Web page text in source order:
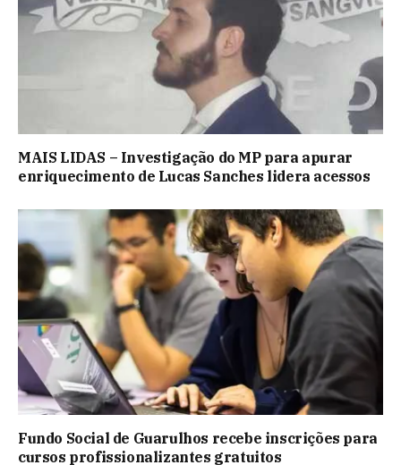
MAIS LIDAS – Investigação do MP para apurar
enriquecimento de Lucas Sanches lidera acessos
Fundo Social de Guarulhos recebe inscrições para
cursos profissionalizantes gratuitos